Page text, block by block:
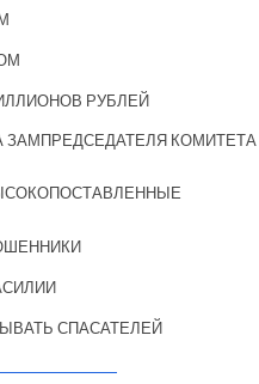
РУБЛЕЙ
КОМИТЕТА
СПАСАТЕЛЕЙ